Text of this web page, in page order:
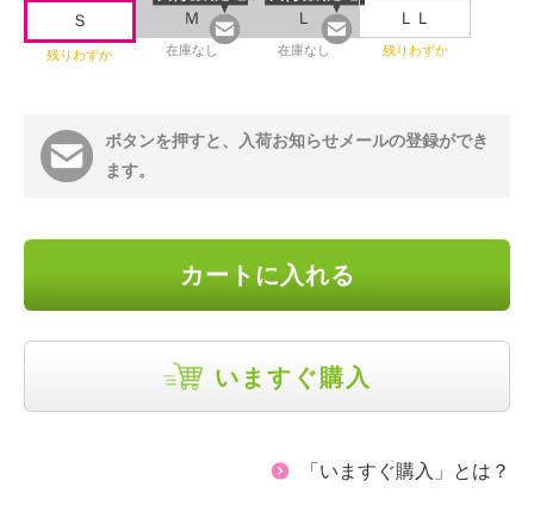
Ｓ
残りわずか
Ｍ
在庫なし
Ｌ
在庫なし
ＬＬ
残りわずか
ボタンを押すと、入荷お知らせメールの登録ができ
ます。
カートに入れる
いますぐ購入
「いますぐ購入」とは？